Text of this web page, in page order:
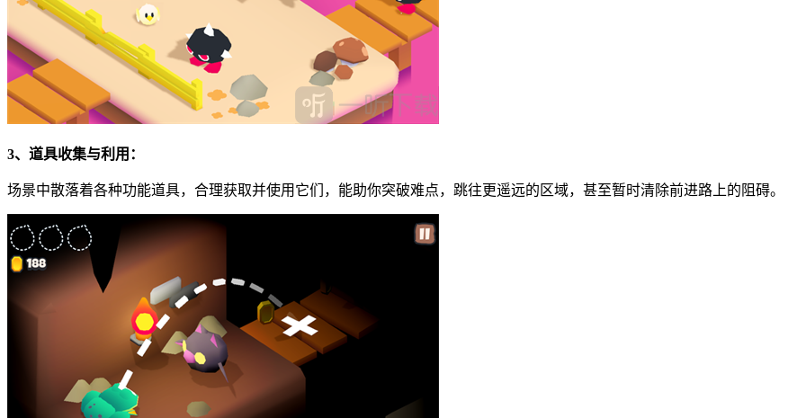
3、道具收集与利用：
场景中散落着各种功能道具，合理获取并使用它们，能助你突破难点，跳往更遥远的区域，甚至暂时清除前进路上的阻碍。